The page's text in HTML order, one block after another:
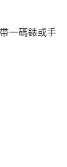
一碼錶或手